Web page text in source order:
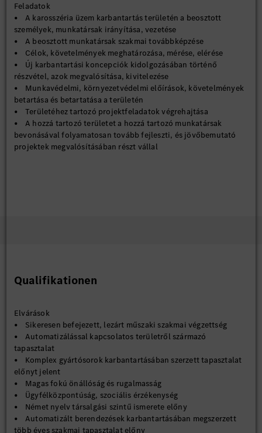
Feladatok
• A karosszéria üzem karbantartás területén a beosztott
személyek, munkatársak irányítása, vezetése
• A beosztott munkatársak szakmai továbbképzése
• Célok, követelmények meghatározása, mérése, elérése
• Új karbantartási koncepciók kidolgozásában történő
részvétel, azok megvalósítása, kivitelezése
• Munkavédelmi, környezetvédelmi előírások, követelmények
betartása és betartatása a területén
• Területéhez tartozó projektfeladatok végrehajtása
• A hozzá tartozó területet a hozzá tartozó munkatársak
bevonásával folyamatosan tovább fejleszti, és jövőbemutató
projektek megvalósításában részt vállal
Qualifikationen
Elvárások
• Sikeresen befejezett, lezárt műszaki szakmai végzettség
• Automatizálással kapcsolatos területről származó
tapasztalat
• Komplex gyártósorok karbantartásában szerzett tapasztalat
előnyt jelent
• Magas fokú önállóság és rugalmasság
• Ügyfélközpontúság, szociális érzékenység
• Német nyelv társalgási szintű ismerete előny
• Automatizált berendezések karbantartásában megszerzett
több éves szakmai tapasztalat előny